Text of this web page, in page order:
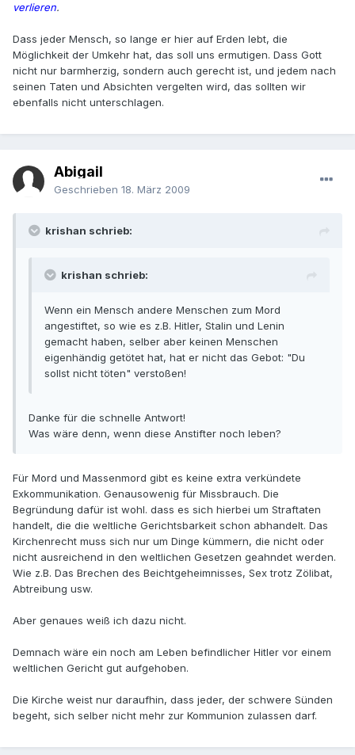
verlieren.
Dass jeder Mensch, so lange er hier auf Erden lebt, die
Möglichkeit der Umkehr hat, das soll uns ermutigen. Dass Gott
nicht nur barmherzig, sondern auch gerecht ist, und jedem nach
seinen Taten und Absichten vergelten wird, das sollten wir
ebenfalls nicht unterschlagen.
Abigail
Geschrieben 18. März 2009
krishan schrieb:
krishan schrieb:
Wenn ein Mensch andere Menschen zum Mord
angestiftet, so wie es z.B. Hitler, Stalin und Lenin
gemacht haben, selber aber keinen Menschen
eigenhändig getötet hat, hat er nicht das Gebot: "Du
sollst nicht töten" verstoßen!
Danke für die schnelle Antwort!
Was wäre denn, wenn diese Anstifter noch leben?
Für Mord und Massenmord gibt es keine extra verkündete
Exkommunikation. Genausowenig für Missbrauch. Die
Begründung dafür ist wohl. dass es sich hierbei um Straftaten
handelt, die die weltliche Gerichtsbarkeit schon abhandelt. Das
Kirchenrecht muss sich nur um Dinge kümmern, die nicht oder
nicht ausreichend in den weltlichen Gesetzen geahndet werden.
Wie z.B. Das Brechen des Beichtgeheimnisses, Sex trotz Zölibat,
Abtreibung usw.
Aber genaues weiß ich dazu nicht.
Demnach wäre ein noch am Leben befindlicher Hitler vor einem
weltlichen Gericht gut aufgehoben.
Die Kirche weist nur daraufhin, dass jeder, der schwere Sünden
begeht, sich selber nicht mehr zur Kommunion zulassen darf.